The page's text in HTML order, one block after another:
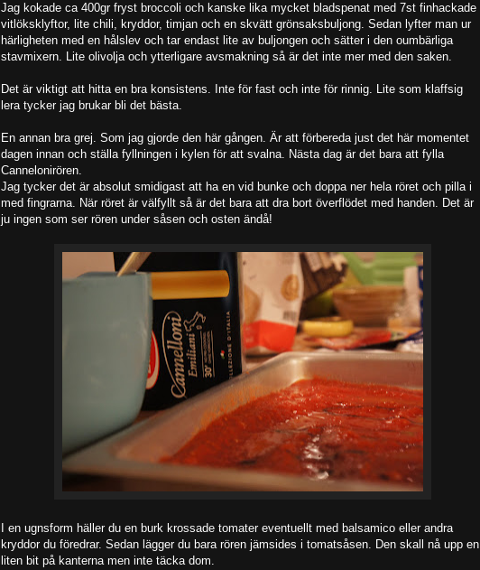
Jag kokade ca 400gr fryst broccoli och kanske lika mycket bladspenat med 7st finhackade
vitlöksklyftor, lite chili, kryddor, timjan och en skvätt grönsaksbuljong. Sedan lyfter man ur
härligheten med en hålslev och tar endast lite av buljongen och sätter i den oumbärliga
stavmixern. Lite olivolja och ytterligare avsmakning så är det inte mer med den saken.
Det är viktigt att hitta en bra konsistens. Inte för fast och inte för rinnig. Lite som klaffsig
lera tycker jag brukar bli det bästa.
En annan bra grej. Som jag gjorde den här gången. Är att förbereda just det här momentet
dagen innan och ställa fyllningen i kylen för att svalna. Nästa dag är det bara att fylla
Cannelonirören.
Jag tycker det är absolut smidigast att ha en vid bunke och doppa ner hela röret och pilla i
med fingrarna. När röret är välfyllt så är det bara att dra bort överflödet med handen. Det är
ju ingen som ser rören under såsen och osten ändå!
I en ugnsform häller du en burk krossade tomater eventuellt med balsamico eller andra
kryddor du föredrar. Sedan lägger du bara rören jämsides i tomatsåsen. Den skall nå upp en
liten bit på kanterna men inte täcka dom.